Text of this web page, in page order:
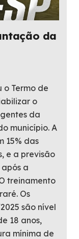
da
o Termo de
o
da
município. A
15% das
e a previsão
a
treinamento
Os
são nível
18 anos,
mínima de